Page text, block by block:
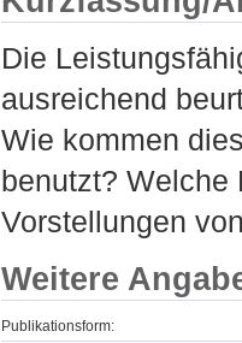
Die
ausreichend
Wie kommen
benutzt? Welche
Vorstellungen
Weitere
Publikationsform: